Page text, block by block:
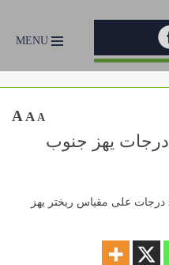
MENU
A A A
رويترز: زلزال بقوة 5.52 درجات يهز جنوب
أفادت وكالة رويترز ان زلزالاً بقوة 5.52 درجات على مقياس ريختر يهز